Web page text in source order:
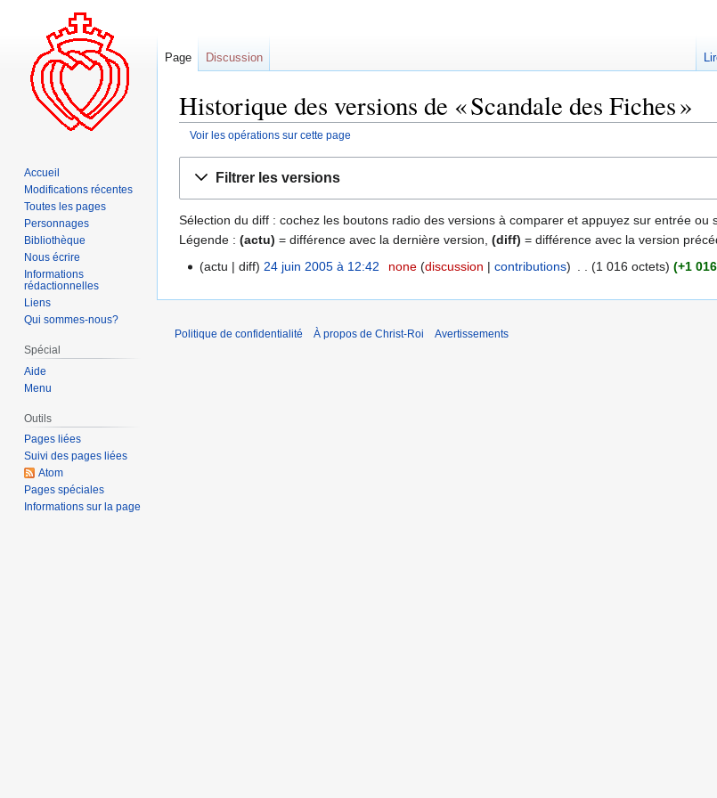
Historique des versions de « Scandale des Fiches »
Voir les opérations sur cette page
navigation
recherche
Filtrer les versions
Sélection du diff : cochez les boutons radio des versions à comparer et appuyez sur entrée ou
Légende : (actu) = différence avec la dernière version, (diff) = différence avec la version
actu
diff 24 juin 2005 à 12:42 none discussion contributions 1 016 octets +1 016
Page Discussion
Accueil
Modifications récentes
Toutes les pages
Personnages
Bibliothèque
Nous écrire
Informations
rédactionnelles
Liens
Qui sommes-nous?
Spécial
Aide
Menu
Outils
Pages liées
Suivi des pages liées
Atom
Pages spéciales
Informations sur la page
Politique de confidentialité À propos de Christ-Roi Avertissements